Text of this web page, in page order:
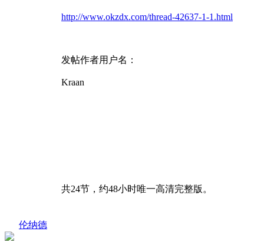
伦纳德
http://www.okzdx.com/thread-42637-1-1.html
发帖作者用户名：
Kraan
共24节，约48小时唯一高清完整版。